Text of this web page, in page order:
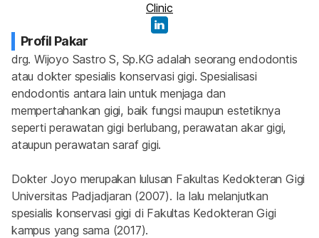
Clinic
Profil Pakar
drg. Wijoyo Sastro S, Sp.KG adalah seorang endodontis
atau dokter spesialis konservasi gigi. Spesialisasi
endodontis antara lain untuk menjaga dan
mempertahankan gigi, baik fungsi maupun estetiknya
seperti perawatan gigi berlubang, perawatan akar gigi,
ataupun perawatan saraf gigi.
Dokter Joyo merupakan lulusan Fakultas Kedokteran Gigi
Universitas Padjadjaran (2007). Ia lalu melanjutkan
spesialis konservasi gigi di Fakultas Kedokteran Gigi
kampus yang sama (2017).